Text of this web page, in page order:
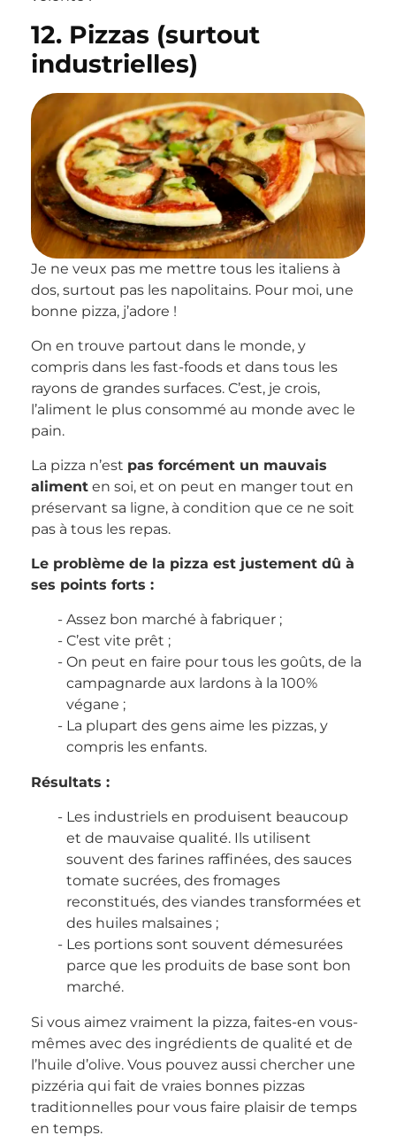
12. Pizzas (surtout
industrielles)
Je ne veux pas me mettre tous les italiens à
dos, surtout pas les napolitains. Pour moi, une
bonne pizza, j’adore !
On en trouve partout dans le monde, y
compris dans les fast-foods et dans tous les
rayons de grandes surfaces. C’est, je crois,
l’aliment le plus consommé au monde avec le
pain.
La pizza n’est pas forcément un mauvais
aliment en soi, et on peut en manger tout en
préservant sa ligne, à condition que ce ne soit
pas à tous les repas.
Le problème de la pizza est justement dû à
ses points forts :
Assez bon marché à fabriquer ;
C’est vite prêt ;
On peut en faire pour tous les goûts, de la
campagnarde aux lardons à la 100%
végane ;
La plupart des gens aime les pizzas, y
compris les enfants.
Résultats :
Les industriels en produisent beaucoup
et de mauvaise qualité. Ils utilisent
souvent des farines raffinées, des sauces
tomate sucrées, des fromages
reconstitués, des viandes transformées et
des huiles malsaines ;
Les portions sont souvent démesurées
parce que les produits de base sont bon
marché.
Si vous aimez vraiment la pizza, faites-en vous-
mêmes avec des ingrédients de qualité et de
l’huile d’olive. Vous pouvez aussi chercher une
pizzéria qui fait de vraies bonnes pizzas
traditionnelles pour vous faire plaisir de temps
en temps.